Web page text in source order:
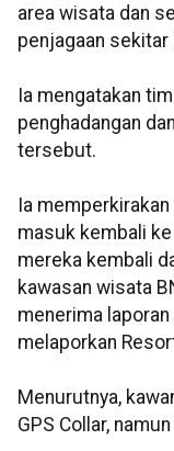
area wisata dan
penjagaan sekitar
Ia mengatakan
penghadangan
tersebut.
Ia
masuk kembali
mereka kembali
kawasan wisata
menerima laporan
melaporkan
Menurutnya,
GPS Collar,